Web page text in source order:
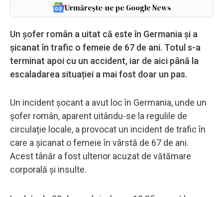
Urmărește-ne pe Google News
Un șofer român a uitat că este în Germania și a
șicanat în trafic o femeie de 67 de ani. Totul s-a
terminat apoi cu un accident, iar de aici până la
escaladarea situației a mai fost doar un pas.
Un incident șocant a avut loc în Germania, unde un
șofer român, aparent uitându-se la regulile de
circulație locale, a provocat un incident de trafic în
care a șicanat o femeie în vârstă de 67 de ani.
Acest tânăr a fost ulterior acuzat de vătămare
corporală și insulte.